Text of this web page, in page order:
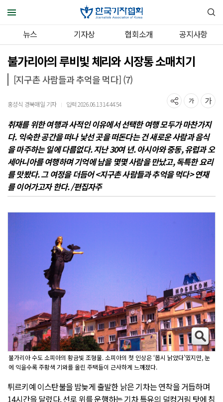
뉴스 기자상 협회소개 공지사항
불가리아의 루비빛 체리와 시장통 소매치기
[지구촌 사람들과 추억을 먹다] (7)
홍성식 경북매일 기자 ｜ 입력 2026.06.13 14:44:54
취재를 위한 여행과 사적인 이유에서 선택한 여행 모두가 마찬가지
다. 익숙한 공간을 떠나 낯선 곳을 떠돈다는 건 새로운 사람과 음식
을 마주하는 일에 다름없다. 지난 30여 년. 아시아와 중동, 유럽과 오
세아니아를 여행하며 기억에 남을 몇몇 사람을 만났고, 독특한 요리
를 맛봤다. 그 여정을 더듬어 <지구촌 사람들과 추억을 먹다> 연재
를 이어가고자 한다. /편집자주
불가리아 수도 소피아의 황금빛 조형물. 소피아의 첫 인상은 ‘몹시 낡았다’였지만, 눈
에 익을수록 주황색 기와를 올린 주택들이 근사하게 느껴졌다.
튀르키예 이스탄불을 밤늦게 출발한 낡은 기차는 연착을 거듭하며
14시간을 달렸다. 선로 위를 운행하는 기차 특유의 덜컹거림 탓에 침